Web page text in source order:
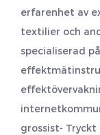
erfarenhet av
textilier och
specialiserad
grossist- Tryckt